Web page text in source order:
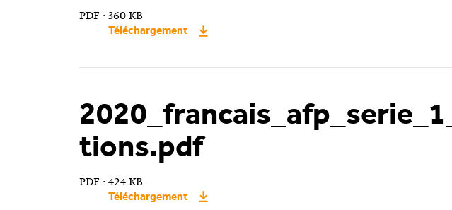
PDF - 360 KB
Téléchargement
tions.pdf
PDF - 424 KB
Téléchargement